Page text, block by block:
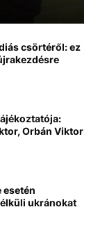
csörtéről: ez
Orbán Viktor
esetén
ukránokat